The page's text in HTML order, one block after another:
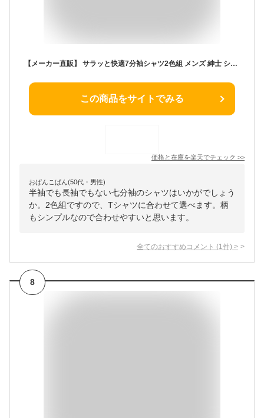
【メーカー直販】 サラッと快適7分袖シャツ2色組 メンズ 紳士 シニア プレゼント 60代 70代 80代 ギフト ラッピング無料
この商品をサイトでみる
価格と在庫を楽天でチェック >>
おぱんこぱん(50代・男性)
半袖でも長袖でもない七分袖のシャツはいかがでしょう
か。2色組ですので、Tシャツに合わせて選べます。柄
もシンプルなので合わせやすいと思います。
全てのおすすめコメント (1 件) >
8